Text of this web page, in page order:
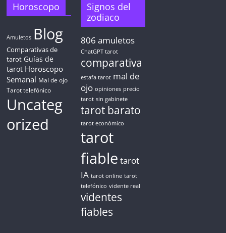
Horoscopo
Amuletos Blog
Comparativas de
tarot Guías de
tarot Horoscopo
Semanal Mal de ojo
Tarot telefónico
Uncateg
orized
Signos del
zodiaco
806 amuletos
ChatGPT tarot
comparativa
estafa tarot mal de
ojo opiniones precio
tarot sin gabinete
tarot barato
tarot económico
tarot
fiable tarot
IA tarot online tarot
telefónico vidente real
videntes
fiables